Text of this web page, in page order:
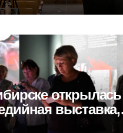
открылась
выставка,
Великой